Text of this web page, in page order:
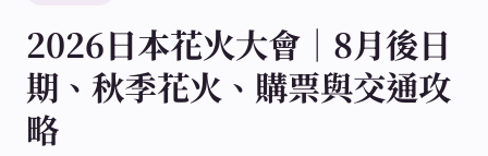
2026日本花火大會｜8月後日
期、秋季花火、購票與交通攻
略